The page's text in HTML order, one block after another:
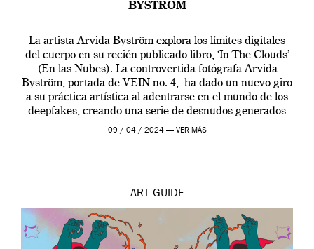
BYSTRÖM
La artista Arvida Byström explora los límites digitales
del cuerpo en su recién publicado libro, ‘In The Clouds’
(En las Nubes). La controvertida fotógrafa Arvida
Byström, portada de VEIN no. 4, ha dado un nuevo giro
a su práctica artística al adentrarse en el mundo de los
deepfakes, creando una serie de desnudos generados
por […]
09 / 04 / 2024 — VER MÁS
ART GUIDE